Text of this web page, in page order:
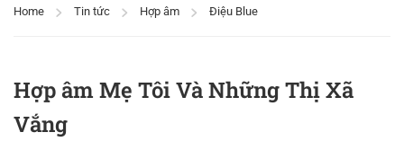
Home Tin tức Hợp âm Điệu Blue
Hợp âm Mẹ Tôi Và Những Thị Xã
Vắng